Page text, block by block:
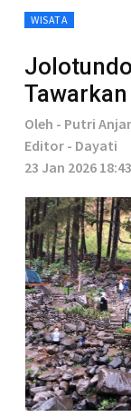
WISATA
Oleh - Putri
Editor - Dayati
23 Jan 2026